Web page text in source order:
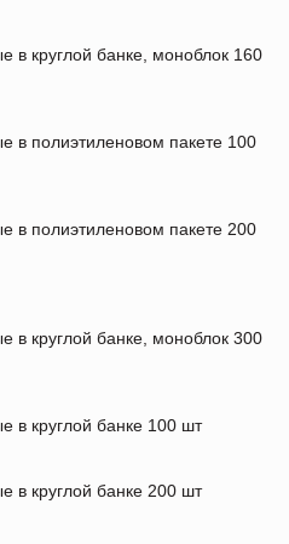
в круглой банке, моноблок 160
в полиэтиленовом пакете 100
в полиэтиленовом пакете 200
в круглой банке, моноблок 300
в круглой банке 100 шт
в круглой банке 200 шт